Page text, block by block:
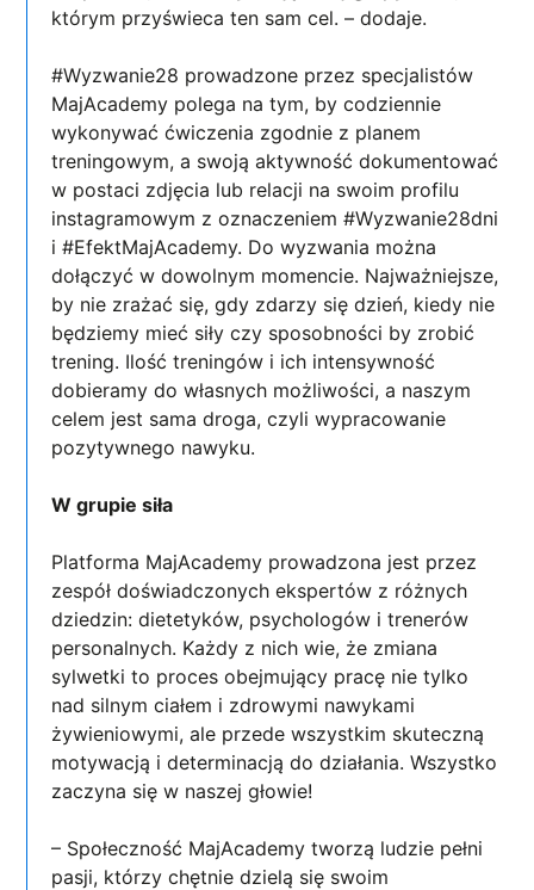
którym przyświeca ten sam cel. – dodaje.
#Wyzwanie28 prowadzone przez specjalistów
MajAcademy polega na tym, by codziennie
wykonywać ćwiczenia zgodnie z planem
treningowym, a swoją aktywność dokumentować
w postaci zdjęcia lub relacji na swoim profilu
instagramowym z oznaczeniem #Wyzwanie28dni
i #EfektMajAcademy. Do wyzwania można
dołączyć w dowolnym momencie. Najważniejsze,
by nie zrażać się, gdy zdarzy się dzień, kiedy nie
będziemy mieć siły czy sposobności by zrobić
trening. Ilość treningów i ich intensywność
dobieramy do własnych możliwości, a naszym
celem jest sama droga, czyli wypracowanie
pozytywnego nawyku.
W grupie siła
Platforma MajAcademy prowadzona jest przez
zespół doświadczonych ekspertów z różnych
dziedzin: dietetyków, psychologów i trenerów
personalnych. Każdy z nich wie, że zmiana
sylwetki to proces obejmujący pracę nie tylko
nad silnym ciałem i zdrowymi nawykami
żywieniowymi, ale przede wszystkim skuteczną
motywacją i determinacją do działania. Wszystko
zaczyna się w naszej głowie!
– Społeczność MajAcademy tworzą ludzie pełni
pasji, którzy chętnie dzielą się swoim